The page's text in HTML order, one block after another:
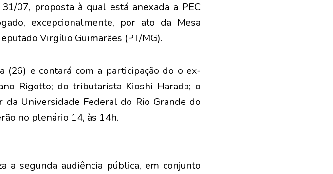
07, proposta à qual está anexada a PEC
excepcionalmente, por ato da Mesa
Virgílio Guimarães (PT/MG).
(26) e contará com a participação do o ex-
Rigotto; do tributarista Kioshi Harada; o
Universidade Federal do Rio Grande do
no plenário 14, às 14h.
a segunda audiência pública, em conjunto